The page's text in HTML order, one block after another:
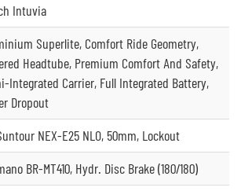
Intuvia
Superlite, Comfort Ride Geometry,
Headtube, Premium Comfort And Safety,
Integrated Carrier, Full Integrated Battery,
Dropout
NEX-E25 NLO, 50mm, Lockout
BR-MT410, Hydr. Disc Brake (180/180)